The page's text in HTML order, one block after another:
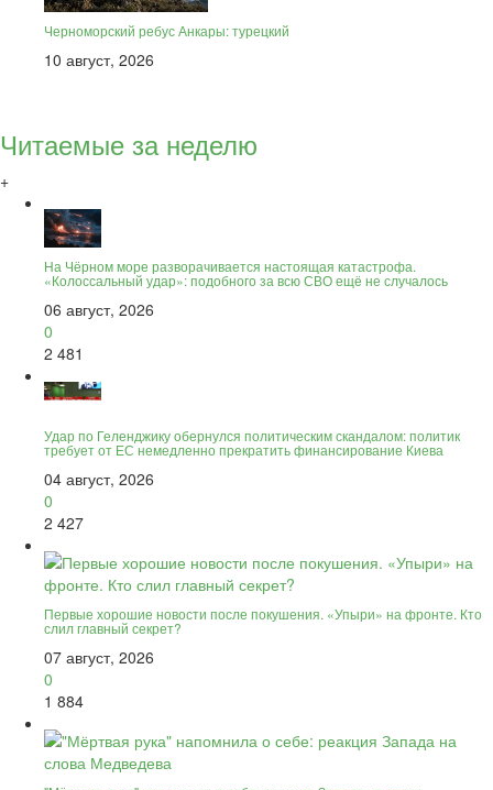
Черноморский ребус Анкары: турецкий
10 август, 2026
Читаемые за неделю
+
На Чёрном море разворачивается настоящая катастрофа.
«Колоссальный удар»: подобного за всю СВО ещё не случалось
06 август, 2026
0
2 481
Удар по Геленджику обернулся политическим скандалом: политик
требует от ЕС немедленно прекратить финансирование Киева
04 август, 2026
0
2 427
Первые хорошие новости после покушения. «Упыри» на фронте. Кто
слил главный секрет?
07 август, 2026
0
1 884